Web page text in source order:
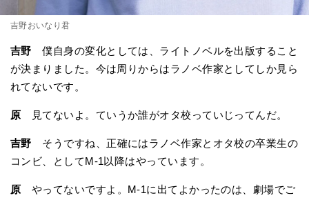
吉野おいなり君
吉野 僕自身の変化としては、ライトノベルを出版すること
が決まりました。今は周りからはラノベ作家としてしか見ら
れてないです。
原 見てないよ。ていうか誰がオタ校っていじってんだ。
吉野 そうですね、正確にはラノベ作家とオタ校の卒業生の
コンビ、としてM-1以降はやっています。
原 やってないですよ。M-1に出てよかったのは、劇場でご